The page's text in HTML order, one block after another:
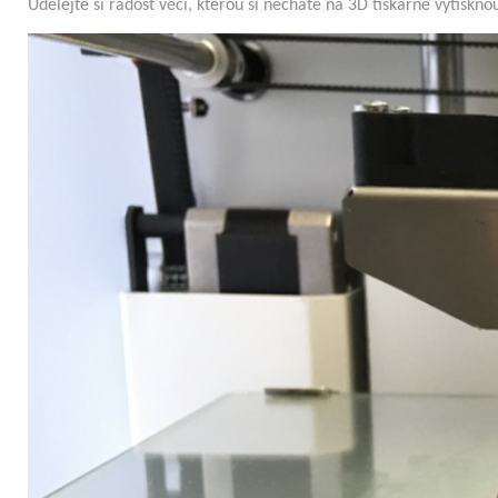
Udělejte si radost věcí, kterou si necháte na 3D tiskárně